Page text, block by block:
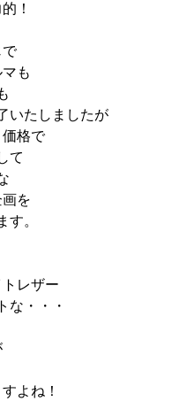
！
で
も
いたしましたが
格で
て
を
す。
レザー
な・・・
よね！